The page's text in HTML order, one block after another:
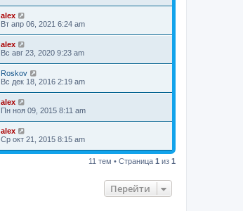
alex
Вт апр 06, 2021 6:24 am
alex
Вс авг 23, 2020 9:23 am
Roskov
Вс дек 18, 2016 2:19 am
alex
Пн ноя 09, 2015 8:11 am
alex
Ср окт 21, 2015 8:15 am
11 тем • Страница 1 из 1
Перейти